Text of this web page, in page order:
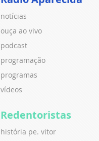
notícias
ouça ao vivo
podcast
programação
programas
vídeos
Redentoristas
história pe. vitor